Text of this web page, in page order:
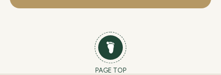
PAGE TOP